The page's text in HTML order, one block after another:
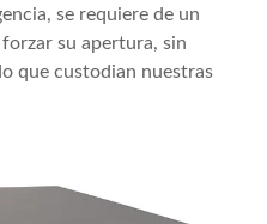
se requiere de un
su apertura, sin
que custodian nuestras